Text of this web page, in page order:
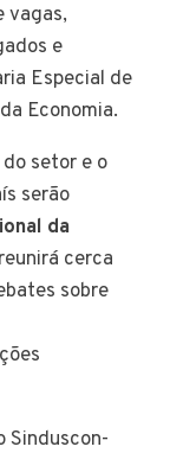
vagas,
e
Especial de
Economia.
setor e o
serão
da
cerca
sobre
Sinduscon-